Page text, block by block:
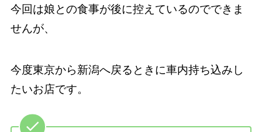
今回は娘との食事が後に控えているのでできま
せんが、
今度東京から新潟へ戻るときに車内持ち込みし
たいお店です。